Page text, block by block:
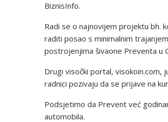
BiznisInfo.
Radi se o najnovijem projektu bh.
raditi posao s minimalnim
postrojenjima šivaone Preventa u
Drugi visočki portal, visokoin.com,
radnici pozivaju da se prijave na
Podsjetimo da Prevent već
automobila.